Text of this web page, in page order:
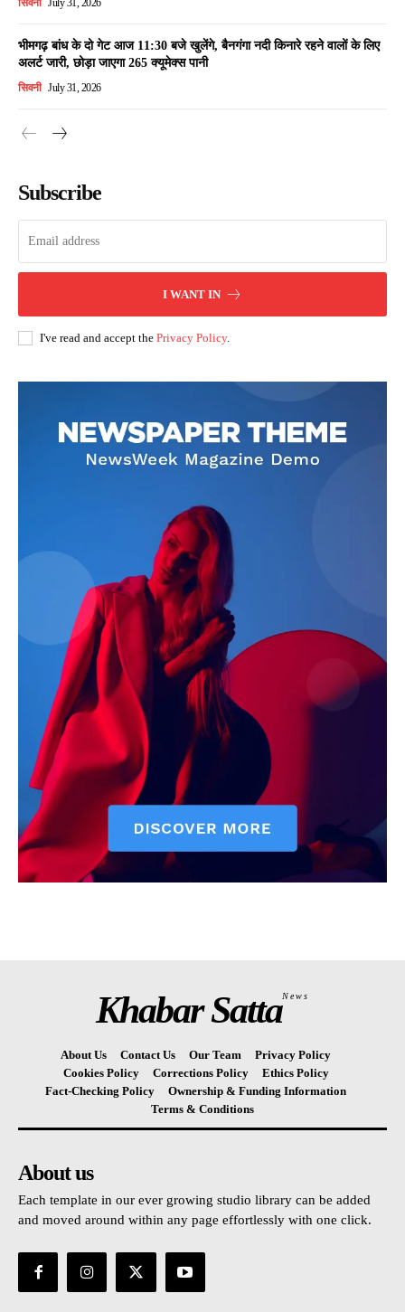
सिवनी July 31, 2026
भीमगढ़ बांध के दो गेट आज 11:30 बजे खुलेंगे, बैनगंगा नदी किनारे रहने वालों के लिए
अलर्ट जारी, छोड़ा जाएगा 265 क्यूमेक्स पानी
सिवनी July 31, 2026
Subscribe
I WANT IN
I've read and accept the Privacy Policy.
Khabar SattaNews
About Us Contact Us Our Team
Privacy Policy
Cookies Policy
Corrections Policy
Ethics Policy
Fact-Checking Policy
Ownership & Funding Information
Terms & Conditions
About us
Each template in our ever growing studio library can be added
and moved around within any page effortlessly with one click.